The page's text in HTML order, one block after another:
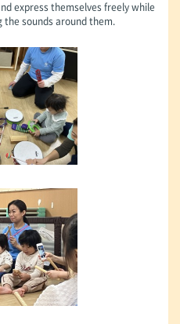
express themselves freely while
the sounds around them.